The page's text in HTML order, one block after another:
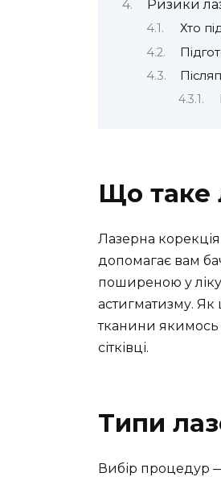
Ризики
Хто
Що таке
Лазерна
допомагає вам
поширеною у
астигматизму. Як
тканини якимось
сітківці.
Типи
Вибір процедур —